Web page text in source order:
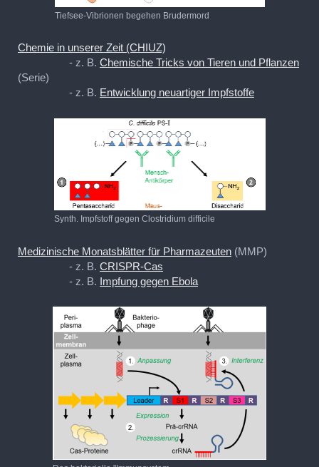
Tiefsee-Vibrionen begehen Brudermord
Chemie in unserer Zeit (CHIUZ)
- z. B. Chemische Tricks von Tieren und Pflanzen
(Serie)
- z. B. Entwicklung neuartiger Impfstoffe
Synth. Impfstoff gegen Clostridium difficile
Medizinische Monatsblätter für Pharmazeuten (MMP)
- z. B. CRISPR-Cas
- z. B. Impfung gegen Ebola